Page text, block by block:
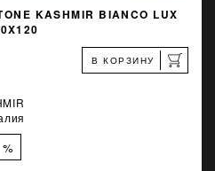
KASHMIR BIANCO LUX
В КОРЗИНУ
%